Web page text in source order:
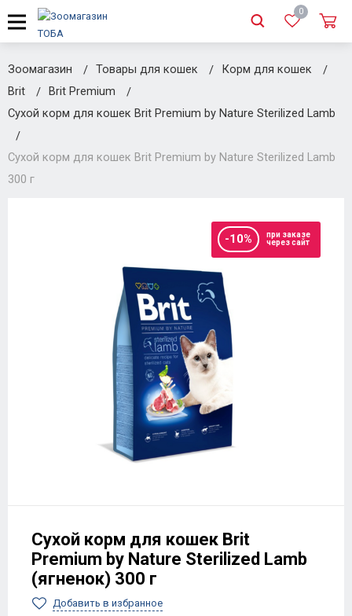
0
Зоомагазин Товары для кошек
Корм для кошек
Brit
Brit Premium
Сухой корм для кошек Brit Premium by Nature Sterilized Lamb
Сухой корм для кошек Brit Premium by Nature Sterilized Lamb
300 г
-10%
при заказе
через сайт
Сухой корм для кошек Brit
Premium by Nature Sterilized Lamb
(ягненок) 300 г
Добавить в избранное